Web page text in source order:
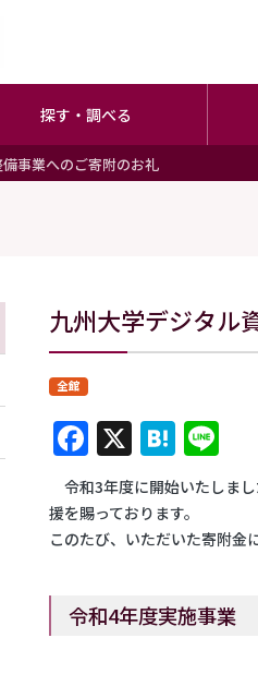
探す・調べる
事業へのご寄附のお礼
九州大学デジタル
全館
Facebook
X
令和3年度に開始いたしま
援を賜っております。
このたび、いただいた寄附金
令和4年度実施事業